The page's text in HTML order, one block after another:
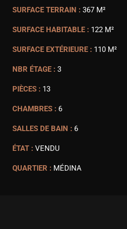
SURFACE TERRAIN : 367 M²
SURFACE HABITABLE : 122 M²
SURFACE EXTÉRIEURE : 110 M²
NBR ÉTAGE : 3
PIÈCES : 13
CHAMBRES : 6
SALLES DE BAIN : 6
ÉTAT : VENDU
QUARTIER : MÉDINA